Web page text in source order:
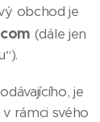
obchod je
(dále jen
je
rámci svého